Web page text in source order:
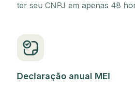
ter seu CNPJ em apenas 48
Declaração anual MEI